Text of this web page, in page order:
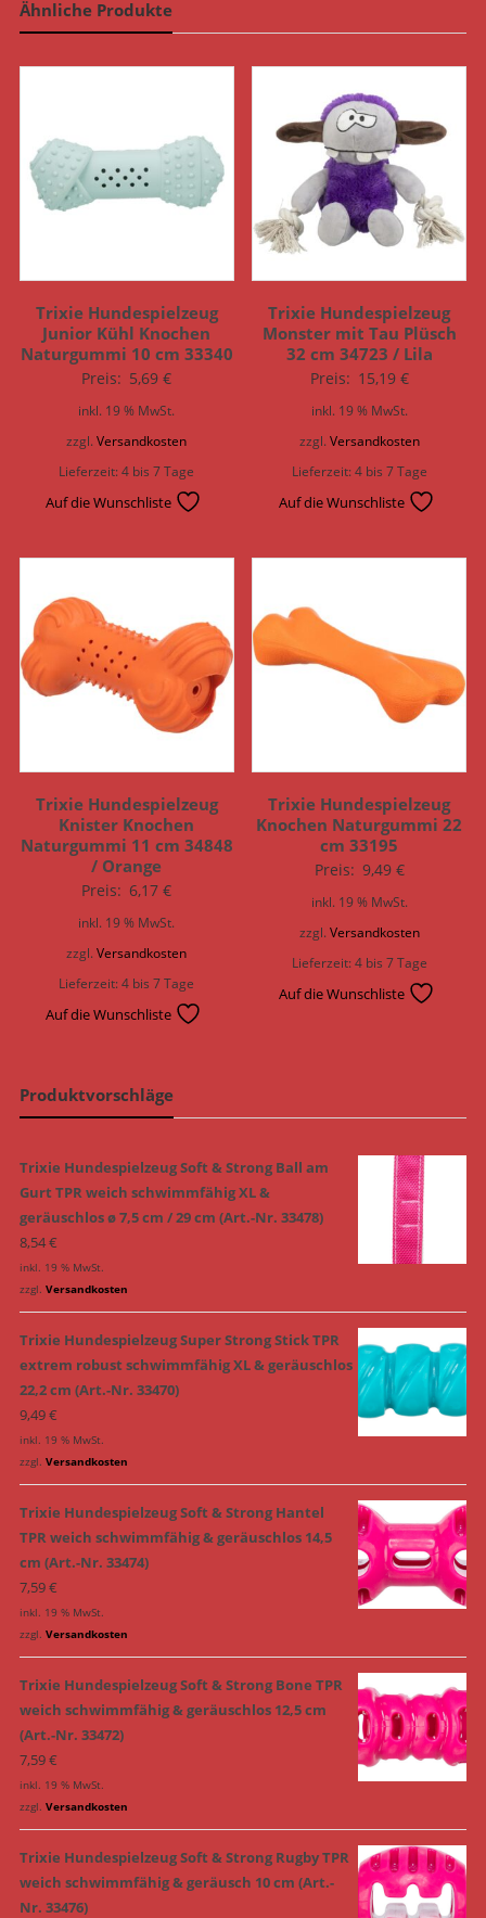
Ähnliche Produkte
Trixie Hundespielzeug
Junior Kühl Knochen
Naturgummi 10 cm 33340
Preis: 5,69€
inkl. 19 % MwSt.
zzgl.Versandkosten
Lieferzeit:4 bis 7 Tage
Auf die Wunschliste
Trixie Hundespielzeug
Monster mit Tau Plüsch
32 cm 34723 / Lila
Preis: 15,19 €
inkl. 19 % MwSt.
zzgl. Versandkosten
Lieferzeit:4 bis 7 Tage
Auf die Wunschliste
Trixie Hundespielzeug
Knister Knochen
Naturgummi 11 cm 34848
/ Orange
Preis: 6,17€
inkl. 19 % MwSt.
zzgl.Versandkosten
Lieferzeit:4 bis 7 Tage
Auf die Wunschliste
Trixie Hundespielzeug
Knochen Naturgummi 22
cm 33195
Preis: 9,49 €
inkl. 19 % MwSt.
zzgl. Versandkosten
Lieferzeit:4 bis 7 Tage
Auf die Wunschliste
Produktvorschläge
Trixie Hundespielzeug Soft & Strong Ball am
Gurt TPR weich schwimmfähig XL &
geräuschlos ø 7,5 cm / 29 cm (Art.-Nr. 33478)
8,54€
inkl. 19 % MwSt.
zzgl. Versandkosten
Trixie Hundespielzeug Super Strong Stick TPR
extrem robust schwimmfähig XL & geräuschlos
22,2 cm (Art.-Nr. 33470)
9,49€
inkl. 19 % MwSt.
zzgl. Versandkosten
Trixie Hundespielzeug Soft & Strong Hantel
TPR weich schwimmfähig & geräuschlos 14,5
cm (Art.-Nr. 33474)
7,59€
inkl. 19 % MwSt.
zzgl. Versandkosten
Trixie Hundespielzeug Soft & Strong Bone TPR
weich schwimmfähig & geräuschlos 12,5 cm
(Art.-Nr. 33472)
7,59€
inkl. 19 % MwSt.
zzgl. Versandkosten
Trixie Hundespielzeug Soft & Strong Rugby TPR
weich schwimmfähig & geräusch 10 cm (Art.-
Nr. 33476)